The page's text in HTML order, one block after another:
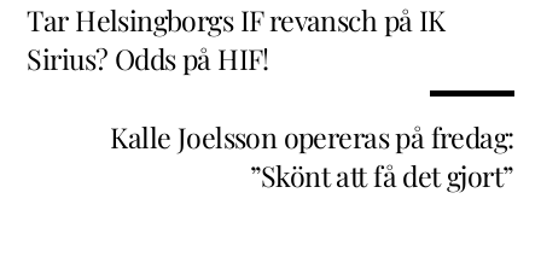
Tar Helsingborgs IF revansch på IK
Sirius? Odds på HIF!
Kalle Joelsson opereras på fredag:
”Skönt att få det gjort”